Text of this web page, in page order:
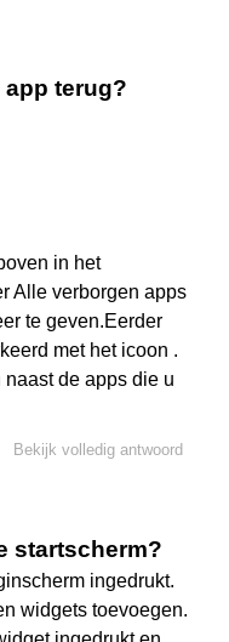
app terug?
in het
Alle verborgen apps
te geven.Eerder
met het icoon .
de apps die u
Bekijk volledig antwoord
startscherm?
ingedrukt.
widgets toevoegen.